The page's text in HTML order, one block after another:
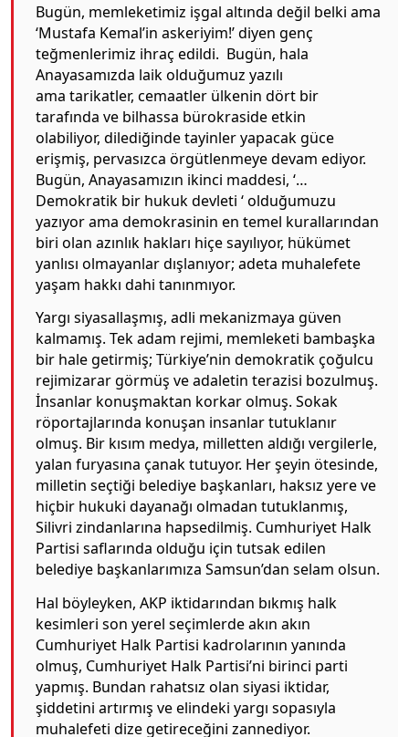
Bugün, memleketimiz işgal altında değil belki ama
‘Mustafa Kemal’in askeriyim!’ diyen genç
teğmenlerimiz ihraç edildi. Bugün, hala
Anayasamızda laik olduğumuz yazılı
ama tarikatler, cemaatler ülkenin dört bir
tarafında ve bilhassa bürokraside etkin
olabiliyor, dilediğinde tayinler yapacak güce
erişmiş, pervasızca örgütlenmeye devam ediyor.
Bugün, Anayasamızın ikinci maddesi, ‘…
Demokratik bir hukuk devleti ‘ olduğumuzu
yazıyor ama demokrasinin en temel kurallarından
biri olan azınlık hakları hiçe sayılıyor, hükümet
yanlısı olmayanlar dışlanıyor; adeta muhalefete
yaşam hakkı dahi tanınmıyor.
Yargı siyasallaşmış, adli mekanizmaya güven
kalmamış. Tek adam rejimi, memleketi bambaşka
bir hale getirmiş; Türkiye’nin demokratik çoğulcu
rejimizarar görmüş ve adaletin terazisi bozulmuş.
İnsanlar konuşmaktan korkar olmuş. Sokak
röportajlarında konuşan insanlar tutuklanır
olmuş. Bir kısım medya, milletten aldığı vergilerle,
yalan furyasına çanak tutuyor. Her şeyin ötesinde,
milletin seçtiği belediye başkanları, haksız yere ve
hiçbir hukuki dayanağı olmadan tutuklanmış,
Silivri zindanlarına hapsedilmiş. Cumhuriyet Halk
Partisi saflarında olduğu için tutsak edilen
belediye başkanlarımıza Samsun’dan selam olsun.
Hal böyleyken, AKP iktidarından bıkmış halk
kesimleri son yerel seçimlerde akın akın
Cumhuriyet Halk Partisi kadrolarının yanında
olmuş, Cumhuriyet Halk Partisi’ni birinci parti
yapmış. Bundan rahatsız olan siyasi iktidar,
şiddetini artırmış ve elindeki yargı sopasıyla
muhalefeti dize getireceğini zannediyor.